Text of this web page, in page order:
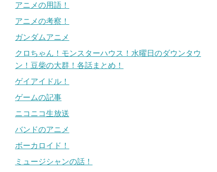
アニメの用語！
アニメの考察！
ガンダムアニメ
クロちゃん！モンスターハウス！水曜日のダウンタウ
ン！豆柴の大群！各話まとめ！
ゲイアイドル！
ゲームの記事
ニコニコ生放送
バンドのアニメ
ボーカロイド！
ミュージシャンの話！